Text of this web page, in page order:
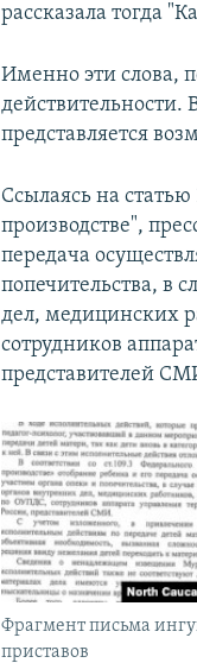
рассказала тогда
Именно эти слова,
действительности.
представляется
Ссылаясь на
производстве",
передача
попечительства, в
дел, медицинских
сотрудников
представителей
Фрагмент письма
приставов